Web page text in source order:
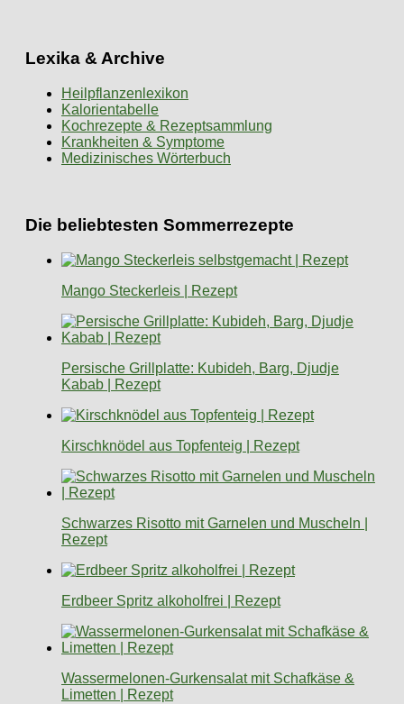
Lexika & Archive
Heilpflanzenlexikon
Kalorientabelle
Kochrezepte & Rezeptsammlung
Krankheiten & Symptome
Medizinisches Wörterbuch
Die beliebtesten Sommerrezepte
Mango Steckerleis | Rezept
Persische Grillplatte: Kubideh, Barg, Djudje
Kabab | Rezept
Kirschknödel aus Topfenteig | Rezept
Schwarzes Risotto mit Garnelen und Muscheln |
Rezept
Erdbeer Spritz alkoholfrei | Rezept
Wassermelonen-Gurkensalat mit Schafkäse &
Limetten | Rezept